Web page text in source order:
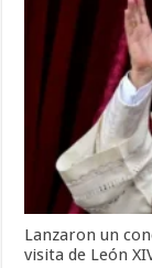
Lanzaron un
visita de León